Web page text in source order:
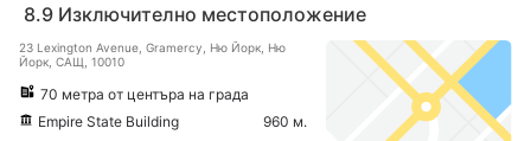
8.9 Изключително местоположение
23 Lexington Avenue, Gramercy, Ню Йорк, Ню
Йорк, САЩ, 10010
70 метра от центъра на града
Empire State Building
960 м.